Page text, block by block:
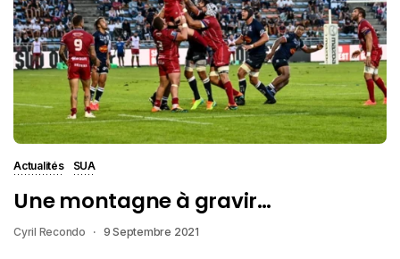
Actualités SUA
Une montagne à gravir…
Cyril Recondo 9 Septembre 2021